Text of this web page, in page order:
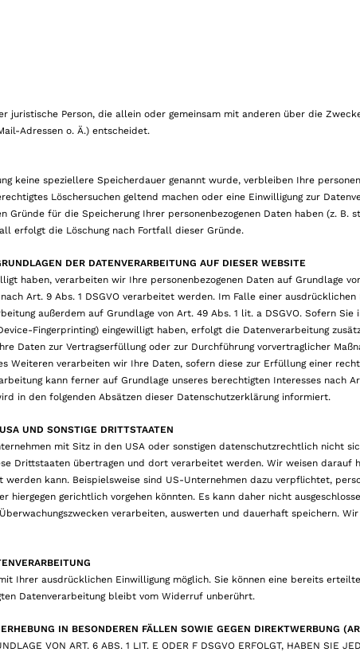
Person, die allein oder gemeinsam mit anderen über die
Adressen o. Ä.) entscheidet.
keine speziellere Speicherdauer genannt wurde, verbleiben Ihre
Löschersuchen geltend machen oder eine Einwilligung zur
Gründe für die Speicherung Ihrer personenbezogenen Daten haben (z. B.
erfolgt die Löschung nach Fortfall dieser Gründe.
DER DATENVERARBEITUNG AUF DIESER WEBSITE
haben, verarbeiten wir Ihre personenbezogenen Daten auf Grundlage
Art. 9 Abs. 1 DSGVO verarbeitet werden. Im Falle einer
außerdem auf Grundlage von Art. 49 Abs. 1 lit. a DSGVO. Sofern
Fingerprinting) eingewilligt haben, erfolgt die Datenverarbeitung
Daten zur Vertragserfüllung oder zur Durchführung vorvertraglicher
Weiteren verarbeiten wir Ihre Daten, sofern diese zur Erfüllung einer
kann ferner auf Grundlage unseres berechtigten Interesses nach
in den folgenden Absätzen dieser Datenschutzerklärung informiert.
UND SONSTIGE DRITTSTAATEN
mit Sitz in den USA oder sonstigen datenschutzrechtlich nicht
Drittstaaten übertragen und dort verarbeitet werden. Wir weisen darauf
kann. Beispielsweise sind US-Unternehmen dazu verpflichtet,
hiergegen gerichtlich vorgehen könnten. Es kann daher nicht
verarbeiten, auswerten und dauerhaft speichern.
Ihrer ausdrücklichen Einwilligung möglich. Sie können eine bereits
Datenverarbeitung bleibt vom Widerruf unberührt.
IN BESONDEREN FÄLLEN SOWIE GEGEN DIREKTWERBUNG
VON ART. 6 ABS. 1 LIT. E ODER F DSGVO ERFOLGT, HABEN SIE